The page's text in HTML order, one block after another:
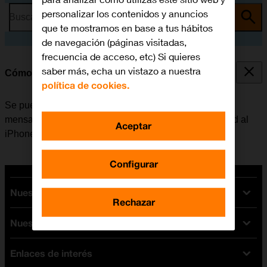
Busca por problema o tema
Cómo transferir contenido de un móvil Android
Se puede transferir contenido, por ejemplo, contactos,
mensajes, archivos de música, etc. de un móvil Android al
iPhone.
Nuestras tarifas
Tarifas Orange
Tarifas fibra y móvil
Tarifas móviles
Nuestros dispositivos
Ofertas en móviles
Enlaces de interés
personalizar los contenidos y anuncios
que te mostramos en base a tus hábitos
de navegación (páginas visitadas,
frecuencia de acceso, etc) Si quieres
saber más, echa un vistazo a nuestra
política de cookies.
Configurar
Rechazar
Aceptar